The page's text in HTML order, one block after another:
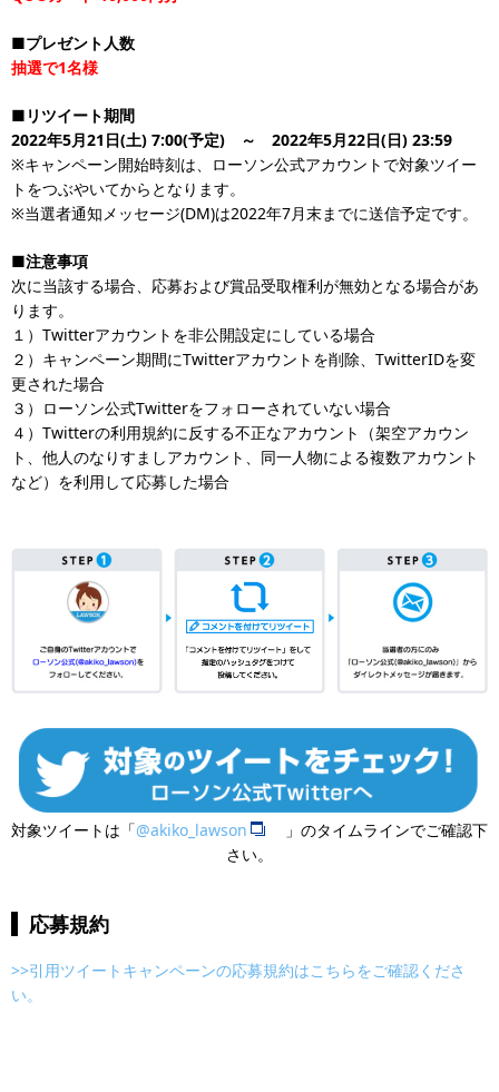
■プレゼント人数
抽選で1名様
■リツイート期間
2022年5月21日(土) 7:00(予定) ～ 2022年5月22日(日) 23:59
※キャンペーン開始時刻は、ローソン公式アカウントで対象ツイー
トをつぶやいてからとなります。
※当選者通知メッセージ(DM)は2022年7月末までに送信予定です。
■注意事項
次に当該する場合、応募および賞品受取権利が無効となる場合があ
ります。
１）Twitterアカウントを非公開設定にしている場合
２）キャンペーン期間にTwitterアカウントを削除、TwitterIDを変
更された場合
３）ローソン公式Twitterをフォローされていない場合
４）Twitterの利用規約に反する不正なアカウント（架空アカウン
ト、他人のなりすましアカウント、同一人物による複数アカウント
など）を利用して応募した場合
対象ツイートは「@akiko_lawson
」のタイムラインでご確認下
さい。
応募規約
>>引用ツイートキャンペーンの応募規約はこちらをご確認くださ
い。